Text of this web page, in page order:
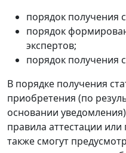
порядок получения
порядок
экспертов;
порядок получения
В порядке получения
приобретения (по
основании
правила аттестации
также смогут